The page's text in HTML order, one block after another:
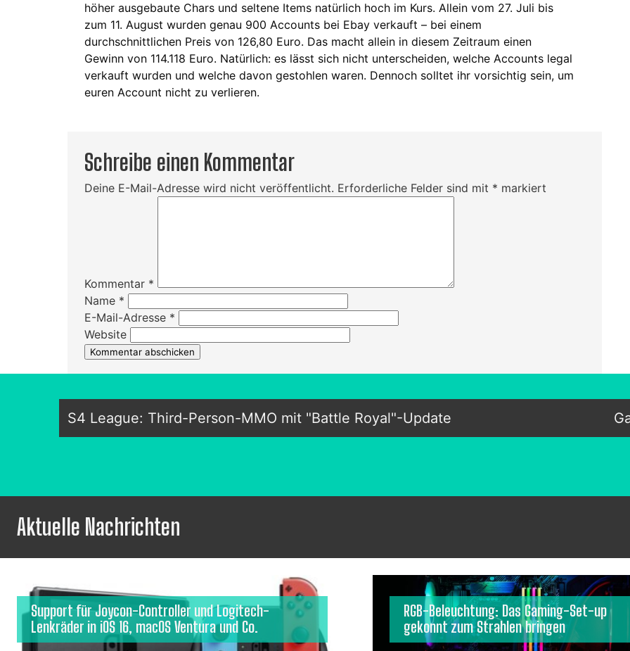
höher ausgebaute Chars und seltene Items natürlich hoch im Kurs. Allein vom 27. Juli bis
zum 11. August wurden genau 900 Accounts bei Ebay verkauft – bei einem
durchschnittlichen Preis von 126,80 Euro. Das macht allein in diesem Zeitraum einen
Gewinn von 114.118 Euro. Natürlich: es lässt sich nicht unterscheiden, welche Accounts legal
verkauft wurden und welche davon gestohlen waren. Dennoch solltet ihr vorsichtig sein, um
euren Account nicht zu verlieren.
Schreibe einen Kommentar
Deine E-Mail-Adresse wird nicht veröffentlicht. Erforderliche Felder sind mit * markiert
Kommentar *
Name *
E-Mail-Adresse *
Website
S4 League: Third-Person-MMO mit "Battle Royal"-Update
Aktuelle Nachrichten
Support für Joycon-Controller und Logitech-
Lenkräder in iOS 16, macOS Ventura und Co.
RGB-Beleuchtung: Das Gaming-Set-up
gekonnt zum Strahlen bringen